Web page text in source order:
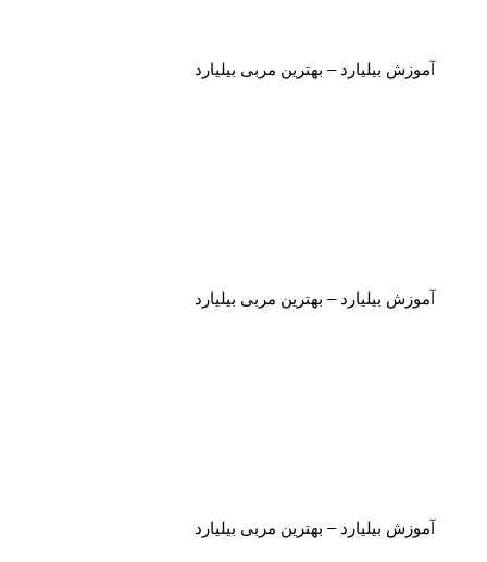
آموزش بیلیارد – بهترین مربی بیلیارد
آموزش بیلیارد – بهترین مربی بیلیارد
آموزش بیلیارد – بهترین مربی بیلیارد